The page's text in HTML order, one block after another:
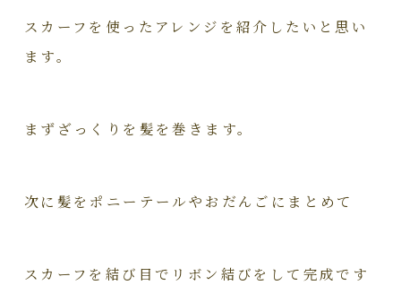
スカーフを使ったアレンジを紹介したいと思い
ます。
まずざっくりを髪を巻きます。
次に髪をポニーテールやおだんごにまとめて
スカーフを結び目でリボン結びをして完成です